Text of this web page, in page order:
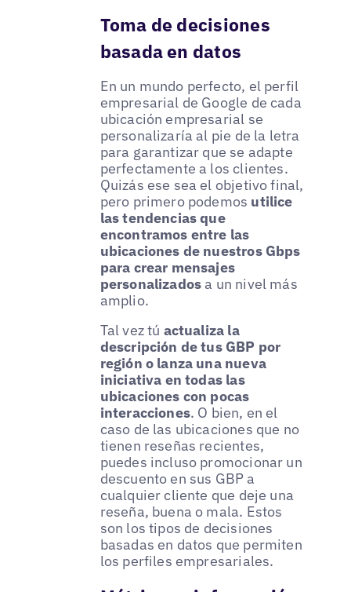
Toma de decisiones
basada en datos
En un mundo perfecto, el perfil
empresarial de Google de cada
ubicación empresarial se
personalizaría al pie de la letra
para garantizar que se adapte
perfectamente a los clientes.
Quizás ese sea el objetivo final,
pero primero podemos utilice
las tendencias que
encontramos entre las
ubicaciones de nuestros Gbps
para crear mensajes
personalizadosa un nivel más
amplio.
Tal vez tú actualiza la
descripción de tus GBP por
región o lanza una nueva
iniciativa en todas las
ubicaciones con pocas
interacciones. O bien, en el
caso de las ubicaciones que no
tienen reseñas recientes,
puedes incluso promocionar un
descuento en sus GBP a
cualquier cliente que deje una
reseña, buena o mala. Estos
son los tipos de decisiones
basadas en datos que permiten
los perfiles empresariales.